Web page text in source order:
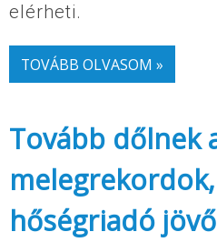
elérheti.
TOVÁBB OLVASOM »
Tovább dőlnek
hőségriadó